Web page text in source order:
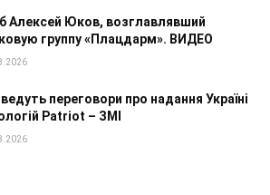
Алексей Юков, возглавлявший
группу «Плацдарм». ВИДЕО
переговори про надання Україні
Patriot – ЗМІ